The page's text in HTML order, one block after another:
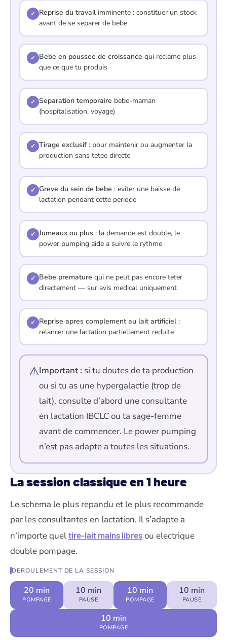
✓ Reprise du travailimminente : constituer un stock
avant de se separer de bebe
✓ Bebe en poussee de croissance qui reclame plus
que ce que tu produis
✓ Separation temporaire bebe-maman
(hospitalisation, voyage)
✓ Tirage exclusif : pour maintenir ou augmenter la
production sans tetee directe
✓ Greve du sein de bebe : eviter une baisse de
lactation pendant cette periode
✓ Jumeaux ou plus : la demande est double, le
power pumping aide a suivre le rythme
✓ Bebe premature qui ne peut pas encore teter
directement — sur avis medical uniquement
✓ Reprise apres complement au lait artificiel:
relancer une lactation partiellement reduite
⚠️Important : si tu doutes de ta production
ou si tu as une hypergalactie (trop de
lait), consulte d’abord une consultante
en lactation IBCLC ou ta sage-femme
avant de commencer. Le power pumping
n’est pas adapte a toutes les situations.
La session classique en 1 heure
Le schema le plus repandu et le plus recommande
par les consultantes en lactation. Il s’adapte a
n’importe quel tire-lait mains libres ou electrique
double pompage.
DEROULEMENT DE LA SESSION
20 min
POMPAGE
10 min
PAUSE
10 min
POMPAGE
10 min
PAUSE
10 min
POMPAGE